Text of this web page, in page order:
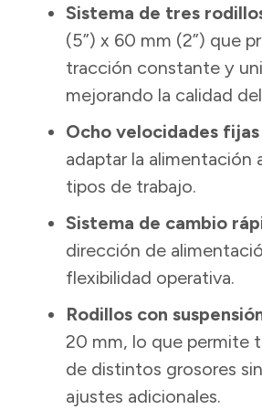
Sistema de tres
(5”) x 60 mm (2”) que
tracción constante y
mejorando la calidad
Ocho velocidades fijas
adaptar la alimentación
tipos de trabajo.
Sistema de cambio
dirección de
flexibilidad operativa.
Rodillos con
20 mm, lo que permite
de distintos grosores
ajustes adicionales.